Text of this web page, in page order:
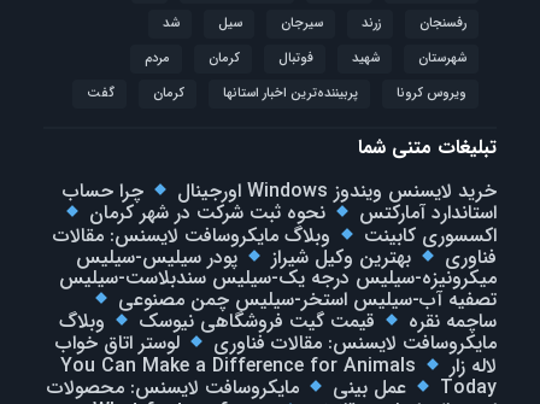
رفسنجان
زرند سیرجان سیل
شد
شهرستان
شهید فوتبال كرمان
مردم
ویروس کرونا
پربیننده‌ترین اخبار استانها کرمان گفت
تبلیغات متنی شما
خرید لایسنس ویندوز Windows اورجینال
چرا حساب
استاندارد آمارکتس نحوه ثبت شرکت در شهر کرمان
اکسسوری کابینت وبلاگ مایکروسافت لایسنس: مقالات
فناوری بهترین وکیل شیراز پودر سیلیس-سیلیس
میکرونیزه-سیلیس درجه یک-سیلیس سندبلاست-سیلیس
تصفیه آب-سیلیس استخر-سیلیس چمن مصنوعی
ساچمه نقره قیمت گیت فروشگاهی نیوسک وبلاگ
مایکروسافت لایسنس: مقالات فناوری لوستر اتاق خواب
لاله زار You Can Make a Difference for Animals
Today عمل بینی مایکروسافت لایسنس: محصولات